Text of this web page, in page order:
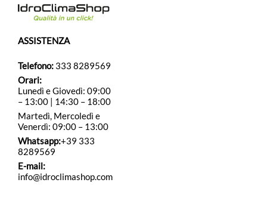
ASSISTENZA
Telefono: 333 8289569
Orari:
Lunedì e Giovedì: 09:00
– 13:00 | 14:30 – 18:00
Martedì, Mercoledì e
Venerdì: 09:00 – 13:00
Whatsapp:+39 333
8289569
E-mail:
info@idroclimashop.com